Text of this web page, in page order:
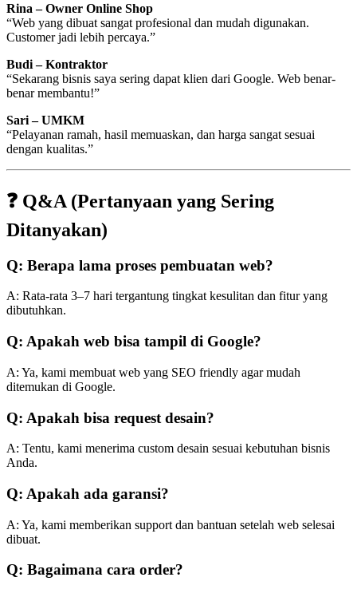
Rina – Owner Online Shop
“Web yang dibuat sangat profesional dan mudah digunakan.
Customer jadi lebih percaya.”
Budi – Kontraktor
“Sekarang bisnis saya sering dapat klien dari Google. Web benar-
benar membantu!”
Sari – UMKM
“Pelayanan ramah, hasil memuaskan, dan harga sangat sesuai
dengan kualitas.”
❓ Q&A (Pertanyaan yang Sering
Ditanyakan)
Q: Berapa lama proses pembuatan web?
A: Rata-rata 3–7 hari tergantung tingkat kesulitan dan fitur yang
dibutuhkan.
Q: Apakah web bisa tampil di Google?
A: Ya, kami membuat web yang SEO friendly agar mudah
ditemukan di Google.
Q: Apakah bisa request desain?
A: Tentu, kami menerima custom desain sesuai kebutuhan bisnis
Anda.
Q: Apakah ada garansi?
A: Ya, kami memberikan support dan bantuan setelah web selesai
dibuat.
Q: Bagaimana cara order?